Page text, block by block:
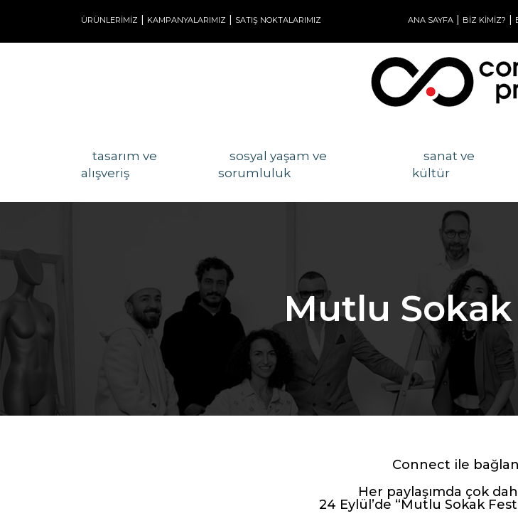
ÜRÜNLERİMİZ | KAMPANYALARIMIZ | SATIŞ NOKTALARIMIZ ANA SAYFA | BİZ KİMİZ? |
tasarım ve
alışveriş
sosyal yaşam ve
sorumluluk
sanat ve
kültür
Mutlu
Connect ile
Her paylaşımda çok
24 Eylül’de “Mutlu Sokak